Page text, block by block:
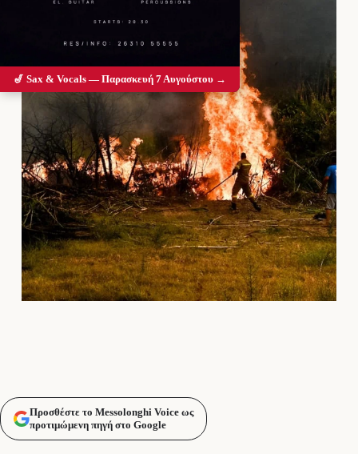
Προσθέστε το Messolonghi Voice ως
προτιμώμενη πηγή στο Google
🎷 Sax & Vocals — Παρασκευή 7 Αυγούστου →